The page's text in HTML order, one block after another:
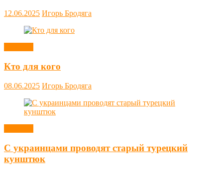
12.06.2025 Игорь Бродяга
Кто для кого
08.06.2025 Игорь Бродяга
С украинцами проводят старый турецкий
кунштюк